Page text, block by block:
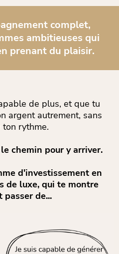
complet,
ambitieuses qui
prenant du plaisir.
de plus, et que tu
argent autrement, sans
ton rythme.
chemin pour y arriver.
d'investissement en
de luxe, qui te montre
passer de...